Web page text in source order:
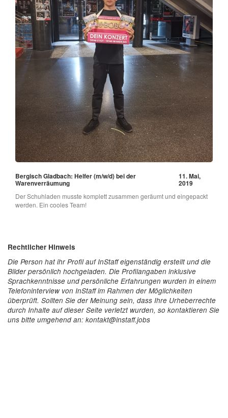
Bergisch Gladbach: Helfer (m/w/d) bei der
Warenverräumung
11. Mai,
2019
Der Schuhladen musste komplett zusammen geräumt und eingepackt
werden. Ein cooles Team!
Rechtlicher Hinweis
Die Person hat ihr Profil auf InStaff eigenständig erstellt und die
Bilder persönlich hochgeladen. Die Profilangaben inklusive
Sprachkenntnisse und persönliche Erfahrungen wurden in einem
Telefoninterview von InStaff im Rahmen der Möglichkeiten
überprüft. Sollten Sie der Meinung sein, dass Ihre Urheberrechte
durch Inhalte auf dieser Seite verletzt wurden, so kontaktieren Sie
uns bitte umgehend an: kontakt@instaff.jobs